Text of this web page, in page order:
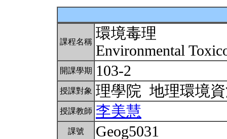
課程名稱 環境毒理
Environmental
開課學期 103-2
授課對象 理學院 地理環境
授課教師 李美慧
課號 Geog5031